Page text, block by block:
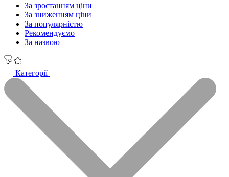
За зростанням ціни
За зниженням ціни
За популярністю
Рекомендуємо
За назвою
Категорії